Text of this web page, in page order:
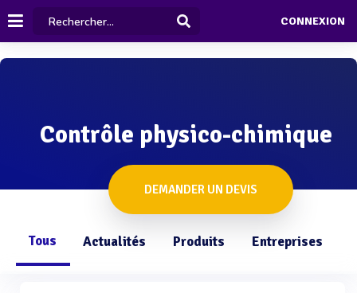
CONNEXION
Contrôle physico-chimique
DEMANDER UN DEVIS
Tous Actualités Produits Entreprises